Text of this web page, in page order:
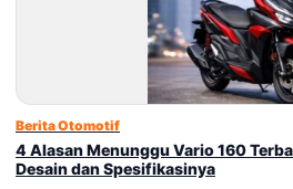
Berita Otomotif
4 Alasan Menunggu Vario 160
Desain dan Spesifikasinya